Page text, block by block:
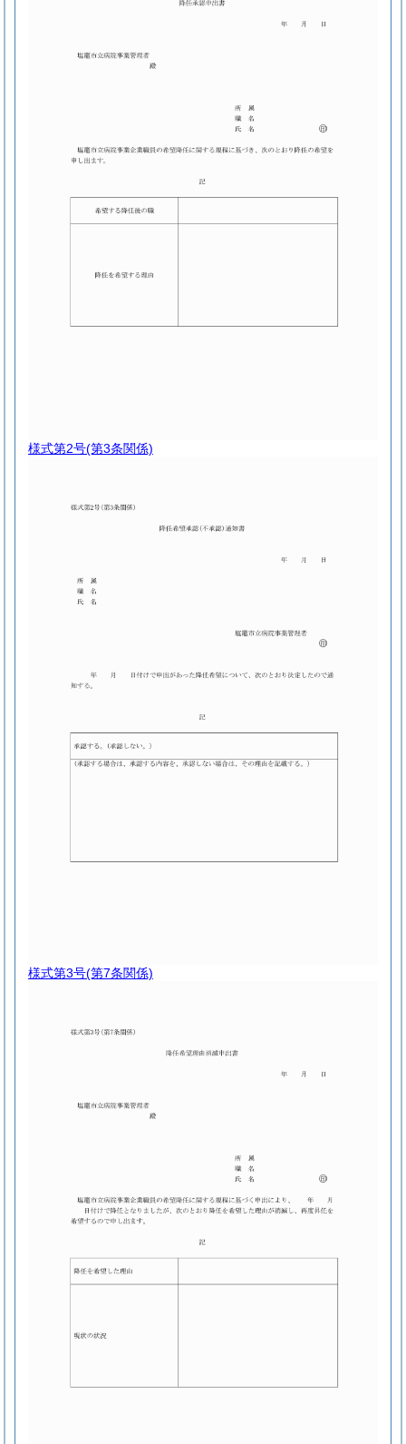
様式第2号(第3条関係)
様式第3号(第7条関係)